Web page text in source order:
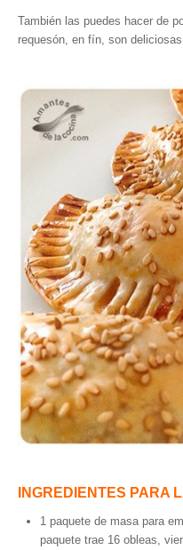
También las puedes hacer de
requesón, en fín, son
INGREDIENTES PARA
1 paquete de masa para
paquete trae 16 obleas,